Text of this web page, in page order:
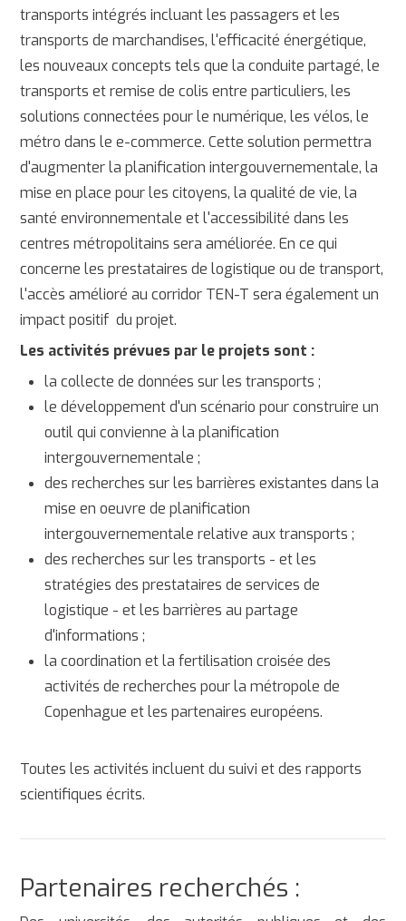
transports intégrés incluant les passagers et les
transports de marchandises, l'efficacité énergétique,
les nouveaux concepts tels que la conduite partagé, le
transports et remise de colis entre particuliers, les
solutions connectées pour le numérique, les vélos, le
métro dans le e-commerce. Cette solution permettra
d'augmenter la planification intergouvernementale, la
mise en place pour les citoyens, la qualité de vie, la
santé environnementale et l'accessibilité dans les
centres métropolitains sera améliorée. En ce qui
concerne les prestataires de logistique ou de transport,
l'accès amélioré au corridor TEN-T sera également un
impact positif du projet.
Les activités prévues par le projets sont :
la collecte de données sur les transports ;
le développement d'un scénario pour construire un
outil qui convienne à la planification
intergouvernementale ;
des recherches sur les barrières existantes dans la
mise en oeuvre de planification
intergouvernementale relative aux transports ;
des recherches sur les transports - et les
stratégies des prestataires de services de
logistique - et les barrières au partage
d'informations ;
la coordination et la fertilisation croisée des
activités de recherches pour la métropole de
Copenhague et les partenaires européens.
Toutes les activités incluent du suivi et des rapports
scientifiques écrits.
Partenaires recherchés :